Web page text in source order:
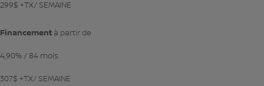
299$ +TX/ SEMAINE
Financement à partir de
4,90% / 84 mois
307$ +TX/ SEMAINE